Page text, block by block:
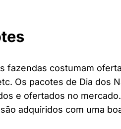
fazendas costumam
Os pacotes de Dia dos
e ofertados no mercado.
adquiridos com uma